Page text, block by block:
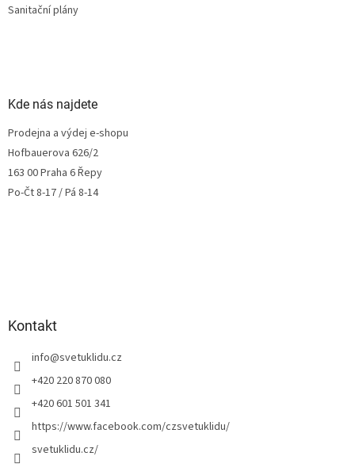
Sanitační plány
Kde nás najdete
Prodejna a výdej e-shopu
Hofbauerova 626/2
163 00 Praha 6 Řepy
Po-Čt 8-17 / Pá 8-14
Kontakt
info@svetuklidu.cz
+420 220 870 080
+420 601 501 341
https://www.facebook.com/czsvetuklidu/
svetuklidu.cz/